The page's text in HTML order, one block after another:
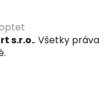
s.r.o.. Všetky práva